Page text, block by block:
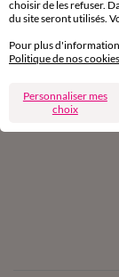
choisir de les refuser.
du site seront utilisés.
Pour plus
Politique de nos cookies
Personnaliser mes
choix